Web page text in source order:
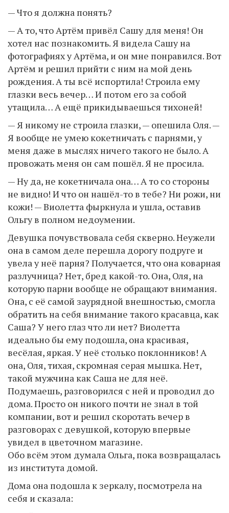
— Что я должна понять?
— А то, что Артём привёл Сашу для меня! Он
хотел нас познакомить. Я видела Сашу на
фотографиях у Артёма, и он мне понравился. Вот
Артём и решил прийти с ним на мой день
рождения. А ты всё испортила! Строила ему
глазки весь вечер… И потом его за собой
утащила… А ещё прикидываешься тихоней!
— Я никому не строила глазки, — опешила Оля. —
Я вообще не умею кокетничать с парнями, у
меня даже в мыслях ничего такого не было. А
провожать меня он сам пошёл. Я не просила.
— Ну да, не кокетничала она… А то со стороны
не видно! И что он нашёл-то в тебе? Ни рожи, ни
кожи! — Виолетта фыркнула и ушла, оставив
Ольгу в полном недоумении.
Девушка почувствовала себя скверно. Неужели
она в самом деле перешла дорогу подруге и
увeла у неё парня? Получается, что она коварная
разлучница? Нет, бред какой-то. Она, Оля, на
которую парни вообще не обращают внимания.
Она, с её самой заурядной внешностью, смогла
обратить на себя внимание такого красавца, как
Саша? У него глаз что ли нет? Виолетта
идеально бы ему подошла, она красивая,
весёлая, яркая. У неё столько поклонников! А
она, Оля, тихая, скромная серая мышка. Нет,
такой мужчина как Саша не для неё.
Подумаешь, разговорился с ней и проводил до
дома. Просто он никого почти не знал в той
компании, вот и решил скоротать вечер в
разговорах с девушкой, которую впервые
увидел в цветочном магазине.
Обо всём этом думала Ольга, пока возвращалась
из института домой.
Дома она подошла к зеркалу, посмотрела на
себя и сказала: